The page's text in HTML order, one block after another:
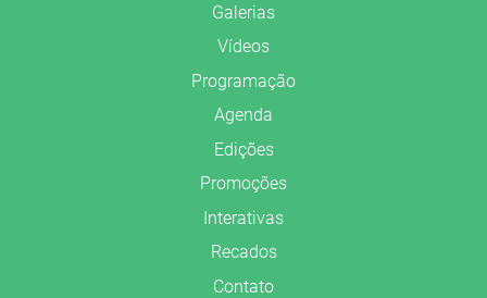
Galerias
Vídeos
Programação
Agenda
Edições
Promoções
Interativas
Recados
Contato